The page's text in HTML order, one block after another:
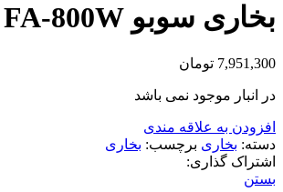
بخاری سوبو FA-800W
7,951,300 تومان
در انبار موجود نمی باشد
افزودن به علاقه مندی
دسته: بخاری برچسب: بخاری
اشتراک گذاری:
بستن